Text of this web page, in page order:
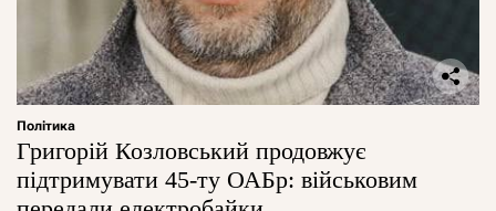
Політика
Григорій Козловський продовжує
підтримувати 45-ту ОАБр: військовим